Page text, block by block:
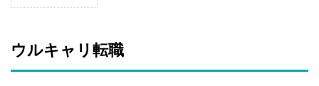
1.
リ転
ウルキャリ転職